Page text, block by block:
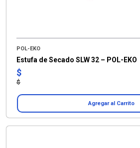
POL-EKO
Estufa de Secado SLW 32 – POL-EKO
$
$
Agregar al Carrito